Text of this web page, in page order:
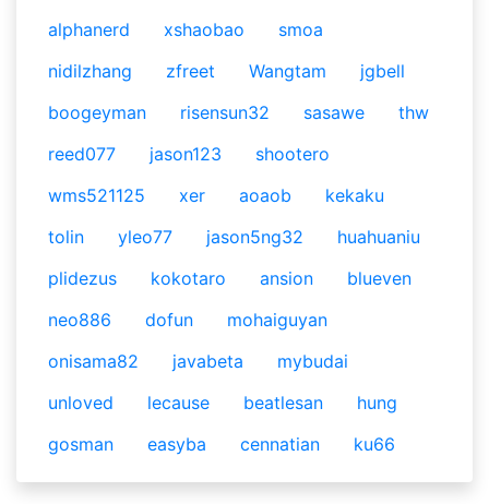
alphanerd
xshaobao
smoa
nidilzhang
zfreet Wangtam
jgbell
boogeyman
risensun32 sasawe
thw
reed077
jason123
shootero
wms521125
xer aoaob
kekaku
tolin
yleo77 jason5ng32
huahuaniu
plidezus
kokotaro ansion
blueven
neo886
dofun
mohaiguyan
onisama82
javabeta
mybudai
unloved
lecause beatlesan
hung
gosman
easyba cennatian ku66